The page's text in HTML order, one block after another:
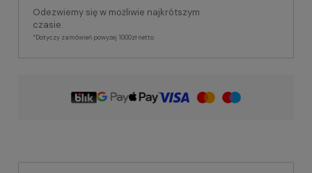
Odezwiemy się w możliwie najkrótszym
czasie.
*Dotyczy zamówień powyżej 1000zł netto